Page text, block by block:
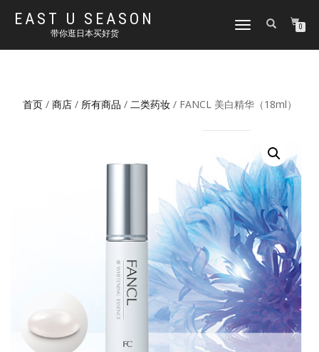
EAST U SEASON
带你逛日本买好货
切
导
0
首页/ 商店/ 所有商品 / 二类药妆/ FANCL 美白精华（18ml）